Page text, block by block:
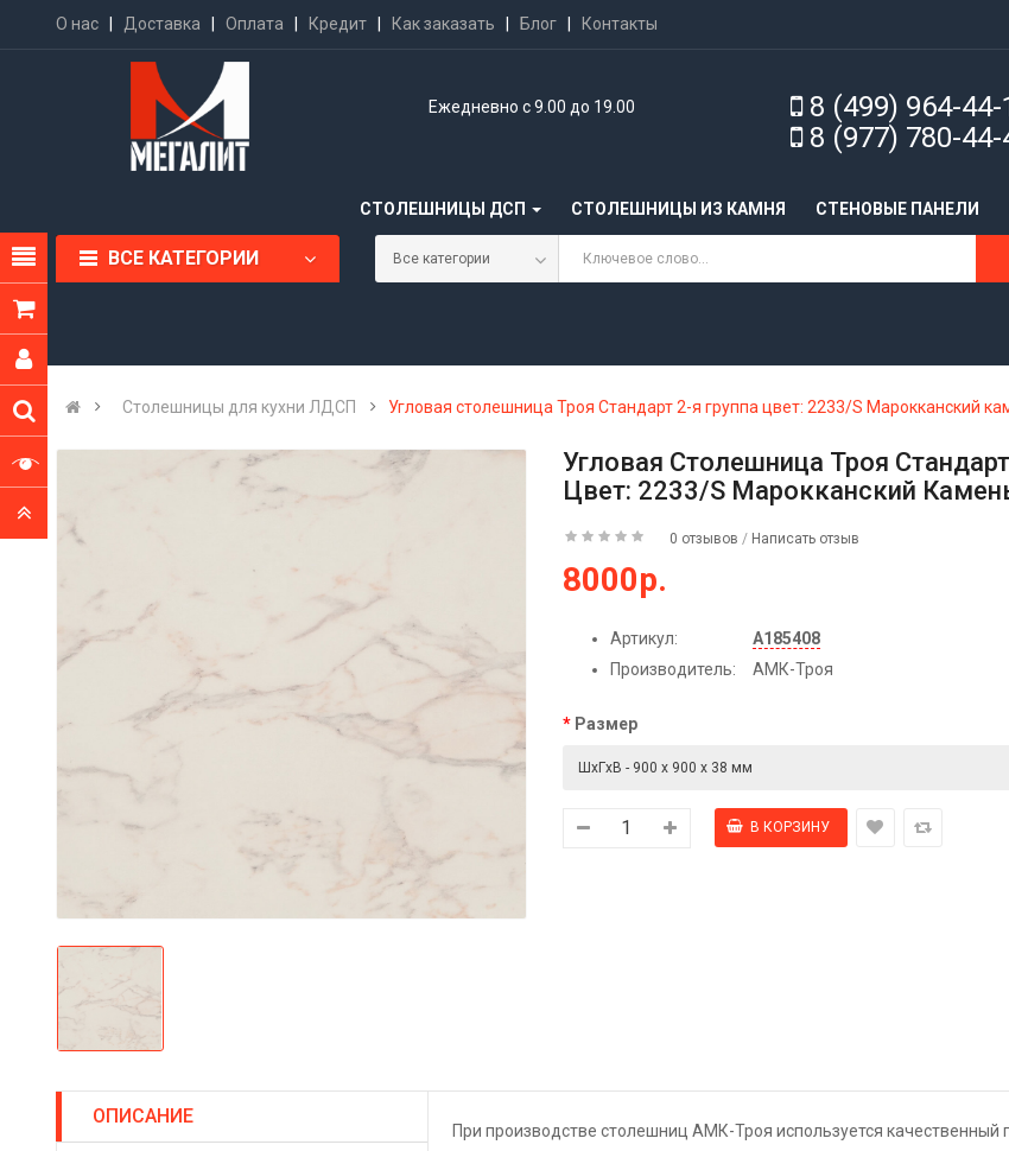
О нас Доставка |Оплата Кредит Как заказать Блог Контакты
Ежедневно с 9.00 до 19.00
8 (499) 964-44-
8 (977) 780-44-
СТОЛЕШНИЦЫ ДСП СТОЛЕШНИЦЫ ИЗ КАМНЯ CТЕНОВЫЕ ПАНЕЛИ
ВСЕ КАТЕГОРИИ
Cтолешницы для кухни ЛДСП Угловая столешница Троя Стандарт 2-я группа цвет: 2233/S Марокканский
Угловая Столешница Троя
Цвет: 2233/S Марокканский
0 отзывов / Написать отзыв
8000р.
Артикул:
А185408
Производитель:
АМК-Троя
Размер
ОПИСАНИЕ
При производстве столешниц АМК-Троя используется